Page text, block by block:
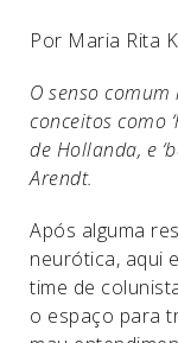
Por Maria Rita
O senso
conceitos como
de Hollanda, e
Arendt.
Após alguma
neurótica, aqui
time de
o espaço para